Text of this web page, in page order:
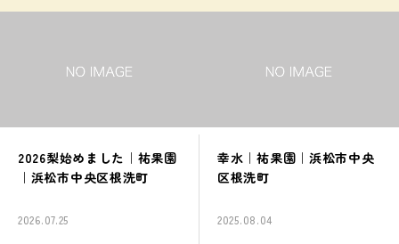
2026梨始めました｜祐果園
｜浜松市中央区根洗町
2026.07.25
幸水｜祐果園｜浜松市中央
区根洗町
2025.08.04
求人情報
農園情報
お知らせ
お問い合わせ